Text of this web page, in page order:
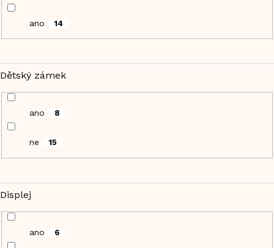
ano 14
Dětský zámek
ano 8
ne 15
Displej
ano 6